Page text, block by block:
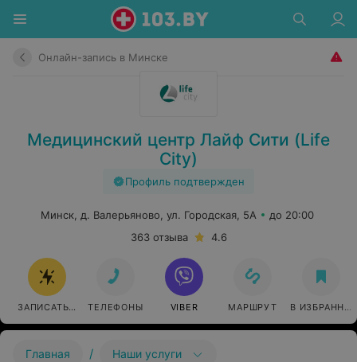
Онлайн-запись в Минске
Медицинский центр Лайф Сити (Life
City)
Профиль подтвержден
Минск, д. Валерьяново, ул. Городская, 5А
до 20:00
363 отзыва
4.6
ЗАПИСАТЬСЯ ОНЛАЙН
ТЕЛЕФОНЫ VIBER МАРШРУТ В ИЗБРАННОЕ
Главная / Наши услуги